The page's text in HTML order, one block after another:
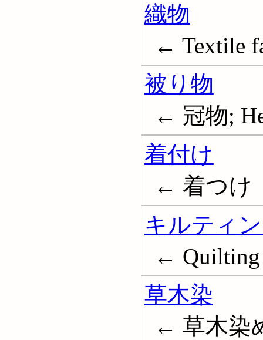
織物
← Textile
被り物
← 冠物;
着付け
← 着つけ
キルティ
← Quilting
草木染
← 草木染